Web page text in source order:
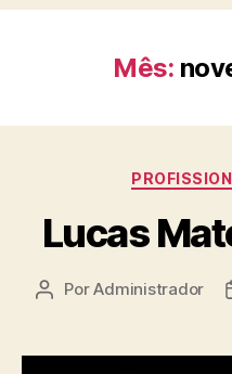
Mês:
Lucas
PorAdministrador